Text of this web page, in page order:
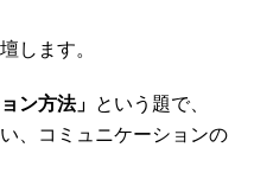
します。
ン方法」 という題で、
、コミュニケーションの